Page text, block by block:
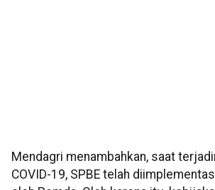
Mendagri menambahkan, saat
COVID-19, SPBE telah